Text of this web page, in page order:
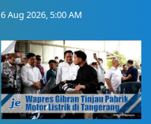
6 Aug 2026, 5:00 AM